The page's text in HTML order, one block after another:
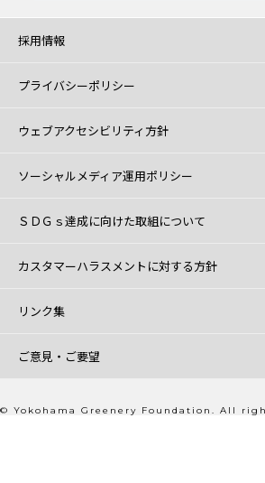
採用情報
プライバシーポリシー
ウェブアクセシビリティ方針
ソーシャルメディア運用ポリシー
ＳＤＧｓ達成に向けた取組について
カスタマーハラスメントに対する方針
リンク集
ご意見・ご要望
© Yokohama Greenery Foundation. All